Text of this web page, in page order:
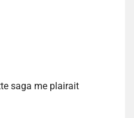
saga me plairait